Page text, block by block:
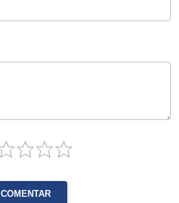
COMENTAR